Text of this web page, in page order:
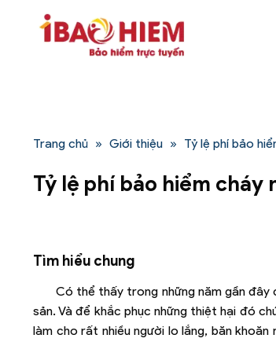
Trang chủ » Giới thiệu » Tỷ lệ phí bảo
Tỷ lệ phí bảo hiểm cháy
Tìm hiểu chung
Có thể thấy trong những năm gần đây
sản. Và để khắc phục những thiệt hại đó
làm cho rất nhiều người lo lắng, băn